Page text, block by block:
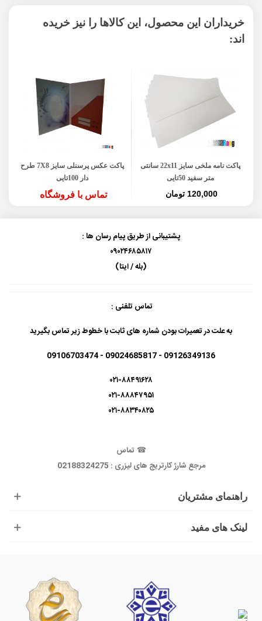
خریداران این محصول، این کالاها را نیز خریده
اند:
پاکت نامه ملخی سایز 22x11 سانتی
متر سفید 50تایی
120,000 تومان
پاکت عکس پرسنلی سایز 7X8 طرح
دار 100تایی
تماس با فروشگاه
راهنمای مشتریان
لینک های مفید
پشتیبانی از طریق پیام رسان ها :
۰۹۰۲۴۶۸۵۸۱۷
(بله / ایتا)
تماس تلفنی :
به علت در تعمیرات بودن شماره های ثابت با خطوط زیر تماس بگیرید
09126349136 - 09024685817 - 09106703474
۰۲۱-۸۸۴۹۱۶۲۸
۰۲۱-۸۸۸۴۷۹۵۱
۰۲۱-۸۸۳۴۰۸۲۵
☎ تماس
مرجع شارژ کارتریج های لیزری : 02188324275